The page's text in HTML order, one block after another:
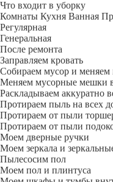
Что входит в уборку
Регу­лярная
Гене­ральная
После ремонта
Заправляем кровать
Собираем мусор и
Меняем мусорные мешки
Раскладываем аккуратно
Протираем пыль на всех
Протираем от пыли
Протираем от пыли
Моем дверные ручки
Моем зеркала и
Пылесосим пол
Моем пол и плинтуса